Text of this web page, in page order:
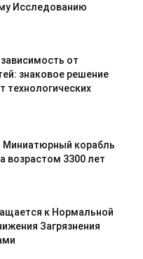
Исследованию
от
знаковое решение
технологических
Миниатюрный корабль
возрастом 3300 лет
к Нормальной
Загрязнения